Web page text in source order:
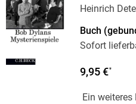
Heinrich
Buch
Sofort
9,95 €*
Ein weiteres